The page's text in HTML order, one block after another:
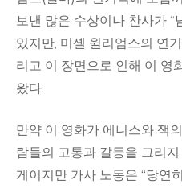
보낸 많은 수상이나 찬사가 “
있지만, 미셸 윌리엄스의 연
리고 이 장면으로 인해 이 영
왔다.
만약 이 영화가 에니스와 잭
람들의 고통과 갈등을 그리
게이지만 가사 노동은 “당연